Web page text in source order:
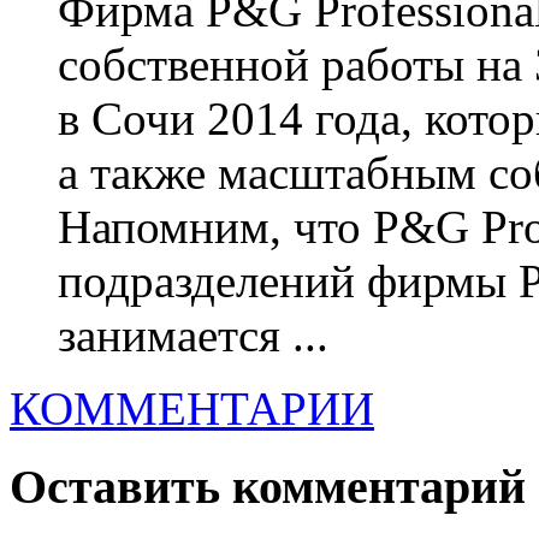
собственной работы
в Сочи 2014 года,
а также масштабным
Напомним, что P&G
подразделений фирмы
занимается ...
КОММЕНТАРИИ
Оставить комментарий